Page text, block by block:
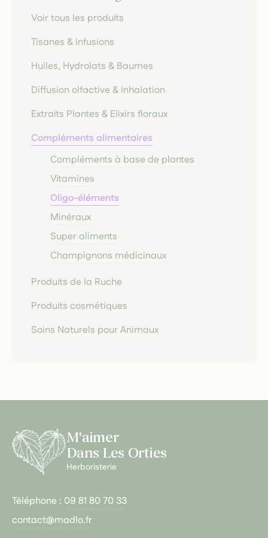
Voir tous les produits
Tisanes & Infusions
Huiles, Hydrolats & Baumes
Diffusion olfactive & Inhalation
Extraits Plantes & Elixirs floraux
Compléments alimentaires
Compléments à base de plantes
Vitamines
Oligo-éléments
Minéraux
Super aliments
Champignons médicinaux
Produits de la Ruche
Produits cosmétiques
Soins Naturels pour Animaux
M'aimer
Dans Les Orties
Herboristerie
Téléphone : 09 81 80 70 33
contact@madlo.fr